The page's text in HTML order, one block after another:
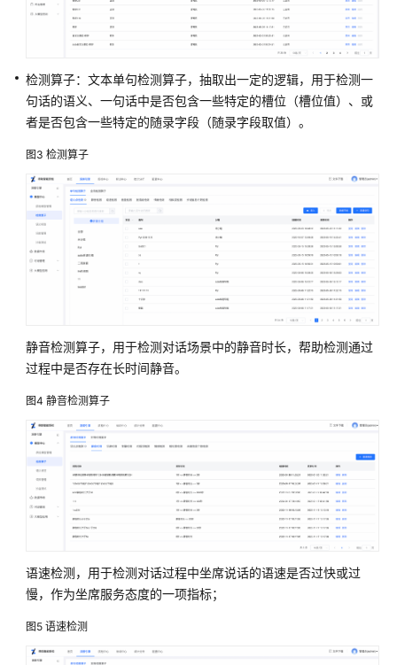
决
宇
信
银
行
表
通
报
送
解
同
科
技
金
融
风
险
管
决
方
中
检测算子：文本单句检测算子，抽取出一定的逻辑，用于检测一
句话的语义、一句话中是否包含一些特定的槽位（槽位值）、或
者是否包含一些特定的随录字段（随录字段取值）。
图3 检测算子
静音检测算子，用于检测对话场景中的静音时长，帮助检测通过
过程中是否存在长时间静音。
图4 静音检测算子
语速检测，用于检测对话过程中坐席说话的语速是否过快或过
慢，作为坐席服务态度的一项指标；
图5 语速检测